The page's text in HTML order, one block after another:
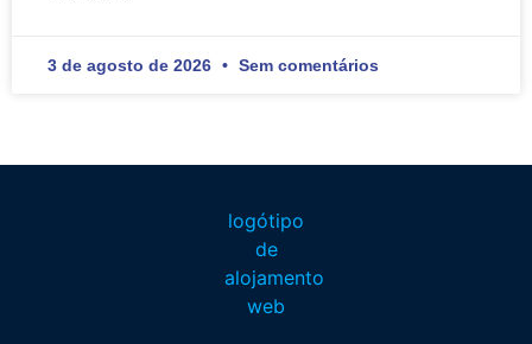
3 de agosto de 2026 Sem comentários